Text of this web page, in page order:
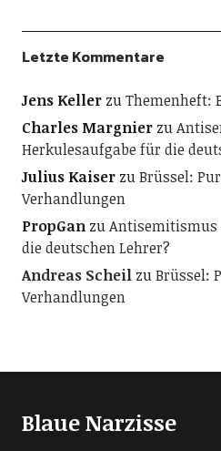
Letzte Kommentare
Jens KellerzuThemenheft:
Charles Margnierzu
Herkulesaufgabe für die
Julius KaiserzuBrüssel:
Verhandlungen
PropGanzuAntisemitismus
die deutschen Lehrer?
Andreas ScheilzuBrüssel:
Verhandlungen
Blaue Narzisse